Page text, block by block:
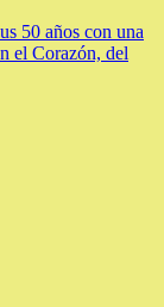
50 años con una
el Corazón, del